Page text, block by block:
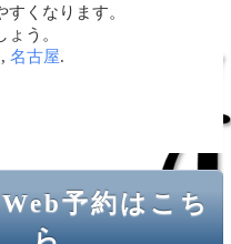
くなります。
う。
, 名古屋.
予約はこち